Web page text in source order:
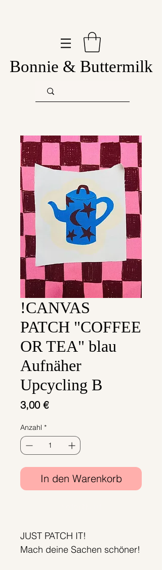
Bonnie & Buttermilk
!CANVAS
PATCH "COFFEE
OR TEA" blau
Aufnäher
Upcycling B
3,00 €Preis
Anzahl *
In den Warenkorb
JUST PATCH IT!
Mach deine Sachen schöner!